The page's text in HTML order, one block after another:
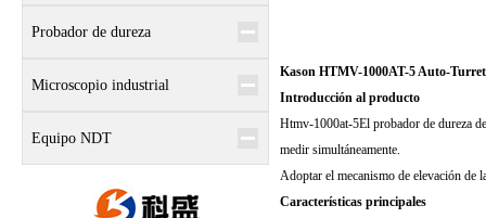
Probador de dureza
Microscopio industrial
Equipo NDT
Kason HTMV-1000AT-5 Auto-
Introducción al producto
Htmv-1000at-5El probador de dureza
medir simultáneamente.
Adoptar el mecanismo de elevación de
Características principales